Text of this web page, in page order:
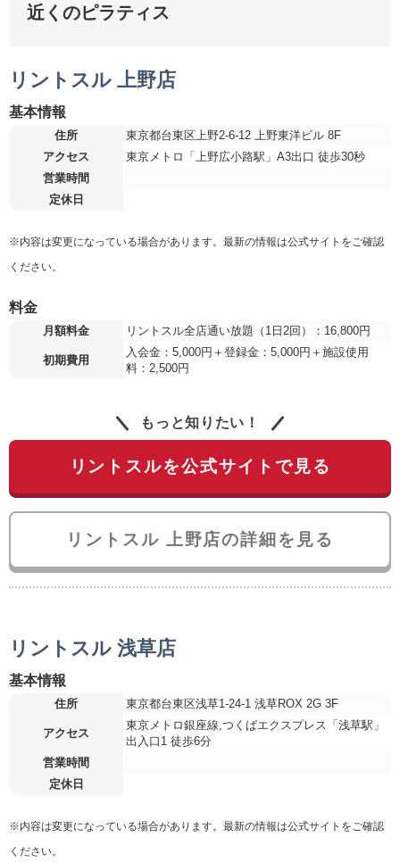
近くのピラティス
リントスル 上野店
基本情報
住所
東京都台東区上野2-6-12 上野東洋ビル 8F
アクセス
東京メトロ「上野広小路駅」A3出口 徒歩30秒
営業時間
定休日
※内容は変更になっている場合があります。最新の情報は公式サイトをご確認
ください。
料金
月額料金 リントスル全店通い放題（1日2回）：16,800円
初期費用
入会金：5,000円＋登録金：5,000円＋施設使用
料：2,500円
もっと知りたい！
リントスルを公式サイトで見る
リントスル 上野店の詳細を見る
リントスル 浅草店
基本情報
住所 東京都台東区浅草1-24-1 浅草ROX 2G 3F
アクセス
東京メトロ銀座線,つくばエクスプレス「浅草駅」
出入口1 徒歩6分
営業時間
定休日
※内容は変更になっている場合があります。最新の情報は公式サイトをご確認
ください。